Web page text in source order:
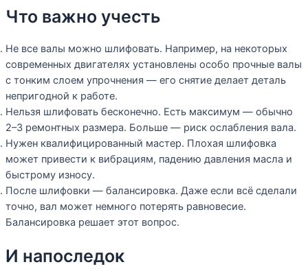
Что важно учесть
Не все валы можно шлифовать. Например, на некоторых
современных двигателях установлены особо прочные валы
с тонким слоем упрочнения — его снятие делает деталь
непригодной к работе.
Нельзя шлифовать бесконечно. Есть максимум — обычно
2–3 ремонтных размера. Больше — риск ослабления вала.
Нужен квалифицированный мастер. Плохая шлифовка
может привести к вибрациям, падению давления масла и
быстрому износу.
После шлифовки — балансировка. Даже если всё сделали
точно, вал может немного потерять равновесие.
Балансировка решает этот вопрос.
И напоследок